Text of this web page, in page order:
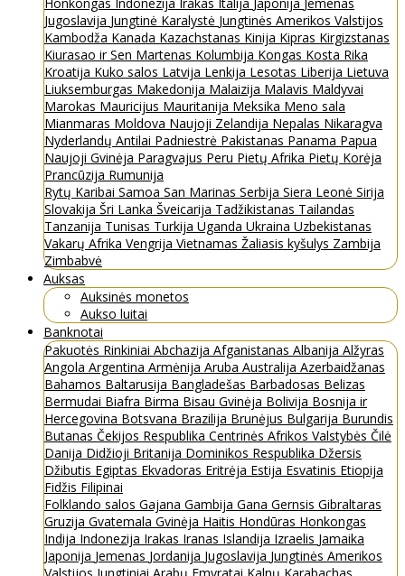
Jugoslavija Jungtinė Karalystė Jungtinės Amerikos Valstijos
Kambodža Kanada Kazachstanas Kinija Kipras Kirgizstanas
Kiurasao ir Sen Martenas Kolumbija Kongas Kosta Rika
Kroatija Kuko salos Latvija Lenkija Lesotas Liberija Lietuva
Liuksemburgas Makedonija Malaizija Malavis Maldyvai
Marokas Mauricijus Mauritanija Meksika Meno sala
Mianmaras Moldova Naujoji Zelandija Nepalas Nikaragva
Nyderlandų Antilai Padniestrė Pakistanas Panama Papua
Naujoji Gvinėja Paragvajus Peru Pietų Afrika Pietų Korėja
Prancūzija Rumunija
Rytų Karibai Samoa San Marinas Serbija Siera Leonė Sirija
Slovakija Šri Lanka Šveicarija Tadžikistanas Tailandas
Tanzanija Tunisas Turkija Uganda Ukraina Uzbekistanas
Vakarų Afrika Vengrija Vietnamas Žaliasis kyšulys Zambija
Zimbabvė
Auksas
Auksinės monetos
Aukso luitai
Banknotai
Pakuotės Rinkiniai Abchazija Afganistanas Albanija Alžyras
Angola Argentina Armėnija Aruba Australija Azerbaidžanas
Bahamos Baltarusija Bangladešas Barbadosas Belizas
Bermudai Biafra Birma Bisau Gvinėja Bolivija Bosnija ir
Hercegovina Botsvana Brazilija Brunėjus Bulgarija Burundis
Butanas Čekijos Respublika Centrinės Afrikos Valstybės Čilė
Danija Didžioji Britanija Dominikos Respublika Džersis
Džibutis Egiptas Ekvadoras Eritrėja Estija Esvatinis Etiopija
Fidžis Filipinai
Folklando salos Gajana Gambija Gana Gernsis Gibraltaras
Gruzija Gvatemala Gvinėja Haitis Hondūras Honkongas
Indija Indonezija Irakas Iranas Islandija Izraelis Jamaika
Japonija Jemenas Jordanija Jugoslavija Jungtinės Amerikos
Valstijos Jungtiniai Arabų Emyratai Kalnų Karabachas